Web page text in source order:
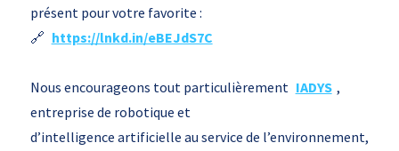
présent pour votre favorite :
🔗 https://lnkd.in/eBEJdS7C
Nous encourageons tout particulièrement IADYS ,
entreprise de robotique et
d’intelligence artificielle au service de l’environnement,